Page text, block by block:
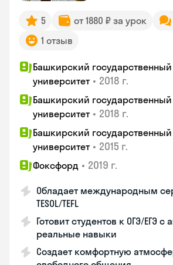
5 от 1880 ₽ за урок
1 отзыв
Башкирский государственный
университет • 2018 г.
Башкирский государственный
университет • 2018 г.
Башкирский государственный
университет • 2015 г.
Фоксфорд • 2019 г.
Обладает международным
TESOL/TEFL
Готовит студентов к ОГЭ/ЕГЭ с
реальные навыки
Создает комфортную